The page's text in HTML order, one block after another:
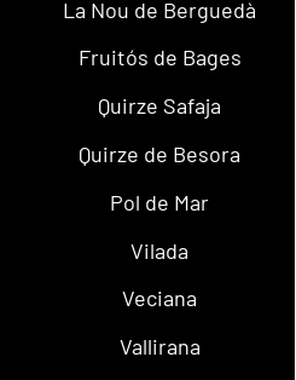
La Nou de Berguedà
Fruitós de Bages
Quirze Safaja
Quirze de Besora
Pol de Mar
Vilada
Veciana
Vallirana